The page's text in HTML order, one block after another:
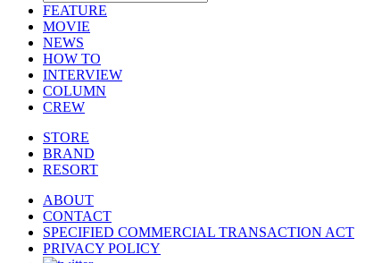
FEATURE
MOVIE
NEWS
HOW TO
INTERVIEW
COLUMN
CREW
STORE
BRAND
RESORT
ABOUT
CONTACT
SPECIFIED COMMERCIAL TRANSACTION ACT
PRIVACY POLICY